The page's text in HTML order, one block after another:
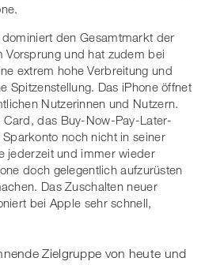
den Gesamtmarkt der
Vorsprung und hat zudem bei
extrem hohe Verbreitung und
Spitzenstellung. Das iPhone öffnet
Nutzerinnen und Nutzern.
das Buy-Now-Pay-Later-
noch nicht in seiner
jederzeit und immer wieder
doch gelegentlich aufzurüsten
Das Zuschalten neuer
bei Apple sehr schnell,
Zielgruppe von heute und